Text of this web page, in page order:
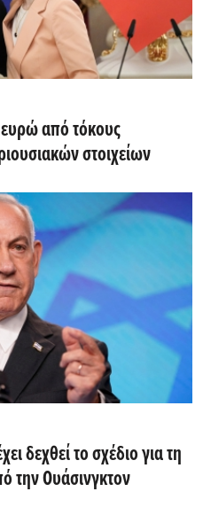
από τόκους
στοιχείων
δεχθεί το σχέδιο για τη
την Ουάσινγκτον